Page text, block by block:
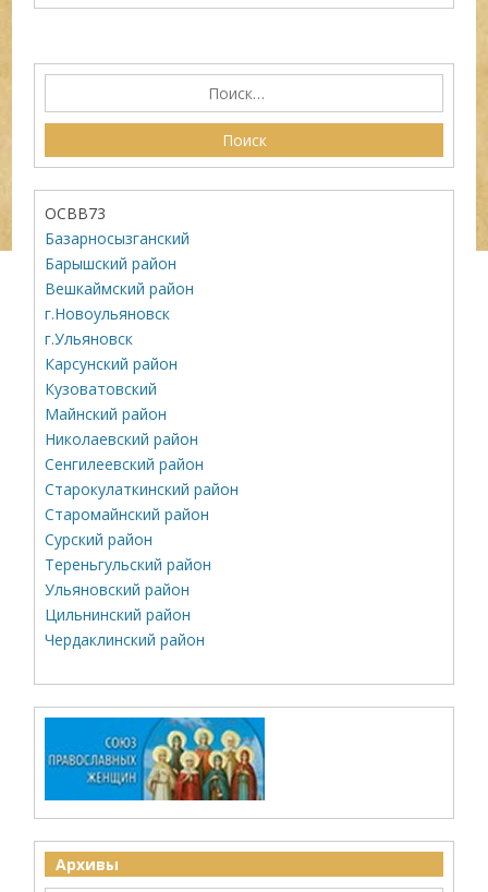
ОСВВ73
Базарносызганский
Барышский район
Вешкаймский район
г.Новоульяновск
г.Ульяновск
Карсунский район
Кузоватовский
Майнский район
Николаевский район
Сенгилеевский район
Старокулаткинский район
Старомайнский район
Сурский район
Тереньгульский район
Ульяновский район
Цильнинский район
Чердаклинский район
Архивы